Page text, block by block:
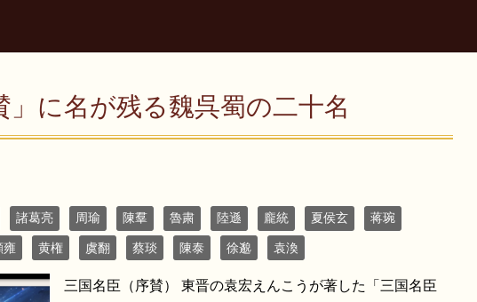
」に名が残る魏呉蜀の二十名
諸葛亮 周瑜 陳羣 魯粛 陸遜 龐統 夏侯玄 蒋琬
雍 黄権 虞翻 蔡琰 陳泰 徐邈 袁渙
三国名臣（序賛） 東晋の袁宏えんこうが著した「三国名臣